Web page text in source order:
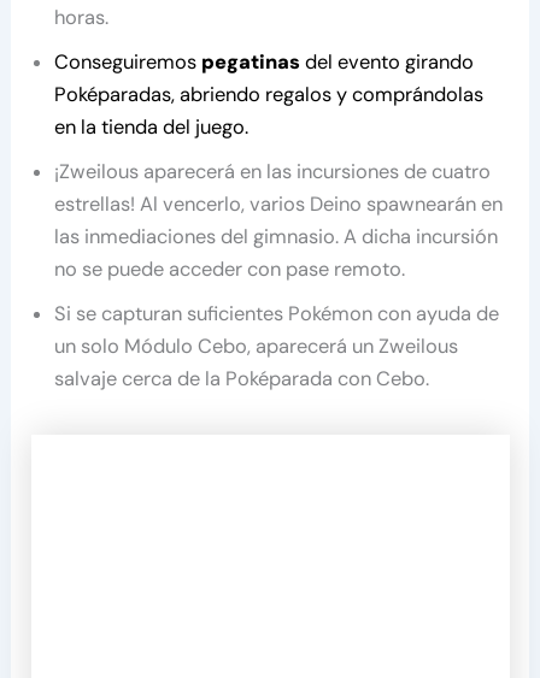
horas.
Conseguiremos pegatinasdel evento girando
Poképaradas, abriendo regalos y comprándolas
en la tienda del juego.
¡Zweilous aparecerá en las incursiones de cuatro
estrellas! Al vencerlo, varios Deino spawnearán en
las inmediaciones del gimnasio. A dicha incursión
no se puede acceder con pase remoto.
Si se capturan suficientes Pokémon con ayuda de
un solo Módulo Cebo, aparecerá un Zweilous
salvaje cerca de la Poképarada con Cebo.